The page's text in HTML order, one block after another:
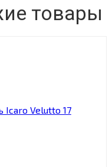
товары